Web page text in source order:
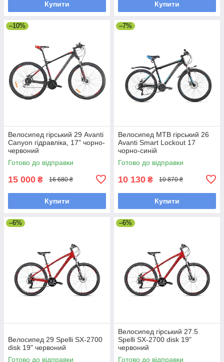
Купити Купити
–10%
Велосипед гірський 29 Avanti
Canyon гідравліка, 17" чорно-
червоний
Готово до відправки
15 000 ₴ 16 680 ₴
Купити
–7%
Велосипед MTB гірський 26
Avanti Smart Lockout 17
чорно-синій
Готово до відправки
10 130 ₴ 10 870 ₴
Купити
–6%
Велосипед 29 Spelli SX-2700
disk 19" червоний
Готово до відправки
–6%
Велосипед гірський 27.5
Spelli SX-2700 disk 19"
червоний
Готово до відправки